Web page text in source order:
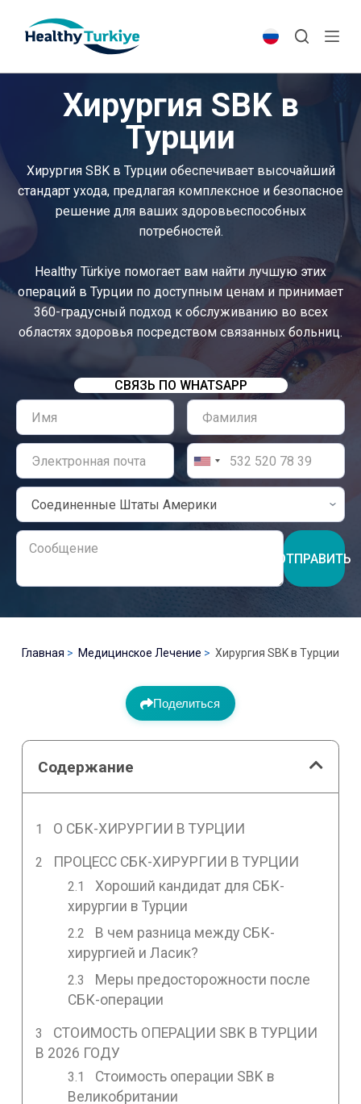
p
n
t
t
Хирургия SBK в
Турции
Хирургия SBK в Турции обеспечивает высочайший
стандарт ухода, предлагая комплексное и безопасное
решение для ваших здоровьеспособных
потребностей.
Healthy Türkiye помогает вам найти лучшую этих
операций в Турции по доступным ценам и принимает
360-градусный подход к обслуживанию во всех
областях здоровья посредством связанных больниц.
СВЯЗЬ ПО WHATSAPP
ОТПРАВИТЬ
Главная Медицинское Лечение Хирургия SBK в Турции
Поделиться
Содержание
О СБК-ХИРУРГИИ В ТУРЦИИ
ПРОЦЕСС СБК-ХИРУРГИИ В ТУРЦИИ
Хороший кандидат для СБК-
хирургии в Турции
В чем разница между СБК-
хирургией и Ласик?
Меры предосторожности после
СБК-операции
СТОИМОСТЬ ОПЕРАЦИИ SBK В ТУРЦИИ
В 2026 ГОДУ
Стоимость операции SBK в
Великобритании